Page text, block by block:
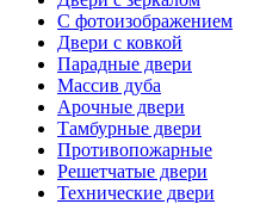
С фотоизображением
Двери с ковкой
Парадные двери
Массив дуба
Арочные двери
Тамбурные двери
Противопожарные
Решетчатые двери
Технические двери